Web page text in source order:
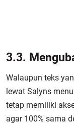
3.3.
Walaupun teks
lewat Salyns
tetap memiliki
agar 100% sama